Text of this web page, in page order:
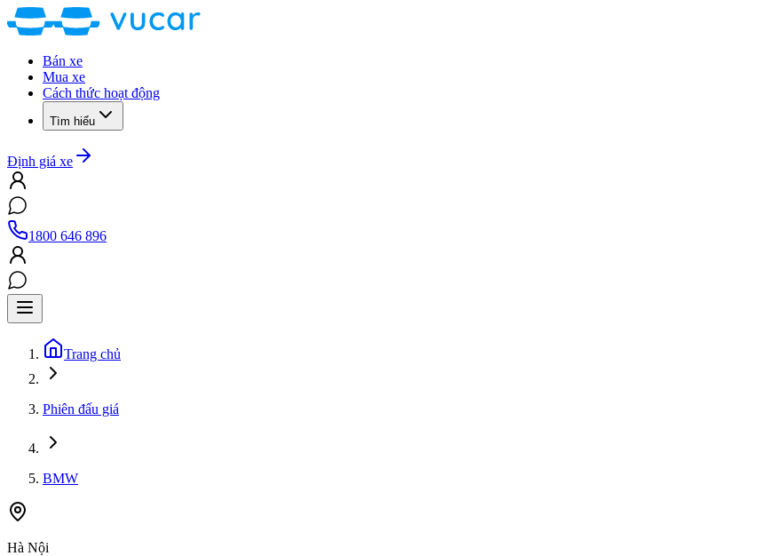
Bán xe
Mua xe
Cách thức hoạt động
Tìm hiểu
Định giá xe
1800 646 896
Trang chủ
Phiên đấu giá
BMW
Hà Nội